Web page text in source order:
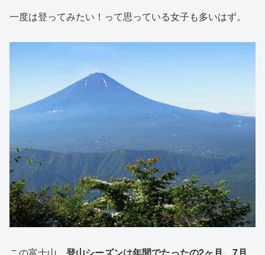
一度は登ってみたい！って思っている女子も多いはず。